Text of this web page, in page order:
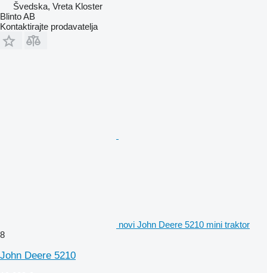
Švedska, Vreta Kloster
Blinto AB
Kontaktirajte prodavatelja
novi John Deere 5210 mini traktor
8
John Deere 5210